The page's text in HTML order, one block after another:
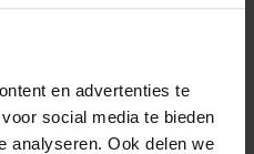
en advertenties te
social media te bieden
analyseren. Ook delen we
van de showrooms
bekijken en de
bespreken.